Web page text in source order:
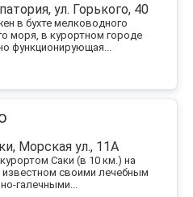
ул. Горького, 40
в бухте мелководного
моря, в курортном городе
функционирующая...
Морская ул., 11А
Саки (в 10 км.) на
своими лечебным
галечными...